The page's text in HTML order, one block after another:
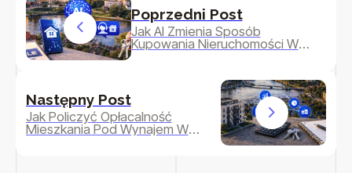
Poprzedni Post
Jak AI Zmienia Sposób
Kupowania Nieruchomości W
Krakowie W 2026?
Następny Post
Jak Policzyć Opłacalność
Mieszkania Pod Wynajem W